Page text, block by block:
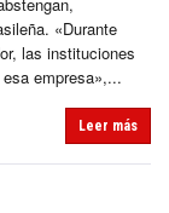
«Durante
las instituciones
empresa»,...
Leer más